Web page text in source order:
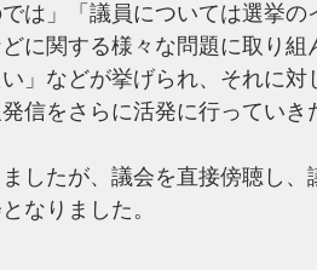
は」「議員については選挙
に関する様々な問題に取り組
」などが挙げられ、それに対
信をさらに活発に行っていき
したが、議会を直接傍聴し
なりました。